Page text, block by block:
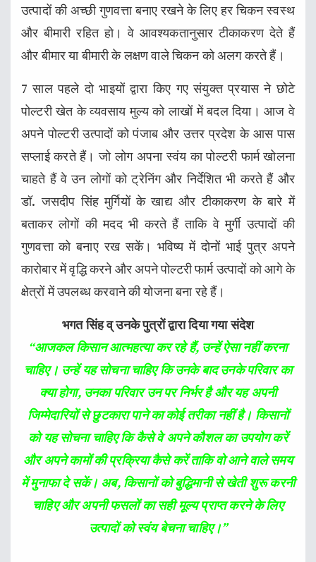
उत्पादों की अच्छी गुणवत्ता बनाए रखने के लिए हर चिकन स्वस्थ
और बीमारी रहित हो। वे आवश्यकतानुसार टीकाकरण देते हैं
और बीमार या बीमारी के लक्षण वाले चिकन को अलग करते हैं।
7 साल पहले दो भाइयों द्वारा किए गए संयुक्त प्रयास ने छोटे
पोल्टरी खेत के व्यवसाय मुल्य को लाखों में बदल दिया। आज वे
अपने पोल्टरी उत्पादों को पंजाब और उत्तर प्रदेश के आस पास
सप्लाई करते हैं। जो लोग अपना स्वंय का पोल्टरी फार्म खोलना
चाहते हैं वे उन लोगों को ट्रेनिंग और निर्देशित भी करते हैं और
डॉ. जसदीप सिंह मुर्गियों के खाद्य और टीकाकरण के बारे में
बताकर लोगों की मदद भी करते हैं ताकि वे मुर्गी उत्पादों की
गुणवत्ता को बनाए रख सकें। भविष्य में दोनों भाई पुत्र अपने
कारोबार में वृद्धि करने और अपने पोल्टरी फार्म उत्पादों को आगे के
क्षेत्रों में उपलब्ध करवाने की योजना बना रहे हैं।
भगत सिंह व् उनके पुत्रों द्वारा दिया गया संदेश
“आजकल किसान आत्महत्या कर रहे हैं, उन्हें ऐसा नहीं करना
चाहिए। उन्हें यह सोचना चाहिए कि उनके बाद उनके परिवार का
क्या होगा, उनका परिवार उन पर निर्भर है और यह अपनी
जिम्मेदारियों से छुटकारा पाने का कोई तरीका नहीं है। किसानों
को यह सोचना चाहिए कि कैसे वे अपने कौशल का उपयोग करें
और अपने कामों की प्रक्रिया कैसे करें ताकि वो आने वाले समय
में मुनाफा दे सकें। अब, किसानों को बुद्धिमानी से खेती शुरू करनी
चाहिए और अपनी फसलों का सही मूल्य प्राप्त करने के लिए
उत्पादों को स्वंय बेचना चाहिए।”